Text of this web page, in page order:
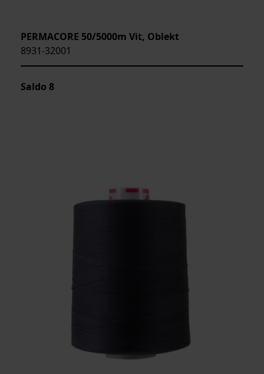
PERMACORE 50/5000m Vit, Oblekt
8931-32001
Saldo 8